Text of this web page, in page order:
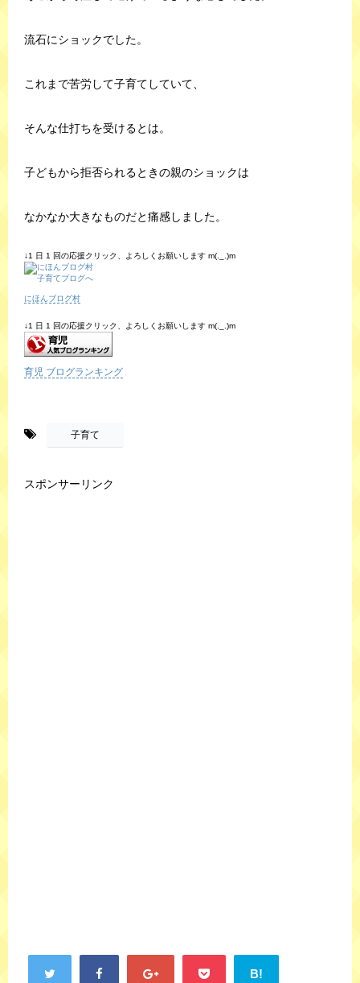
流石にショックでした。
これまで苦労して子育てしていて、
そんな仕打ちを受けるとは。
子どもから拒否られるときの親のショックは
なかなか大きなものだと痛感しました。
↓1 日 1 回の応援クリック、よろしくお願いします m(._.)m
にほんブログ村
↓1 日 1 回の応援クリック、よろしくお願いします m(._.)m
育児 ブログランキング
子育て
スポンサーリンク
B!